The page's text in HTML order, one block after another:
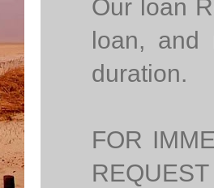
Our loan
loan,
duration.
FOR